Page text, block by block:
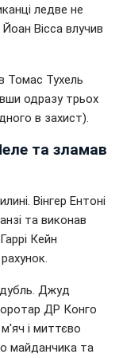
ледве не
Вісса влучив
Томас Тухель
одразу трьох
в захист).
та зламав
Вінгер Ентоні
та виконав
Кейн
Джуд
ДР Конго
і миттєво
майданчика та